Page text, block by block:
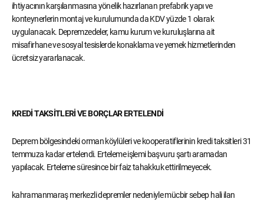
ihtiyacının karşılanmasına yönelik hazırlanan prefabrik yapı ve
konteynerlerin montaj ve kurulumunda da KDV yüzde 1 olarak
uygulanacak. Depremzedeler, kamu kurum ve kuruluşlarına ait
misafirhane ve sosyal tesislerde konaklama ve yemek hizmetlerinden
ücretsiz yararlanacak.
KREDİ TAKSİTLERİ VE BORÇLAR ERTELENDİ
Deprem bölgesindeki orman köylüleri ve kooperatiflerinin kredi taksitleri 31
temmuza kadar ertelendi. Erteleme işlemi başvuru şartı aramadan
yapılacak. Erteleme süresince bir faiz tahakkuk ettirilmeyecek.
kahramanmaraş merkezli depremler nedeniyle mücbir sebep hali ilan